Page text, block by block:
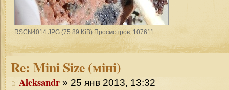
RSCN4014.JPG (75.89 KiB) Просмотров: 107611
Re: Mini Size (міні)
Aleksandr » 25 янв 2013, 13:32